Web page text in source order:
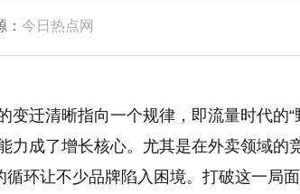
： 今日热点网
变迁清晰指向一个规律，即流量时代的
力成了增长核心。尤其是在外卖领域的
循环让不少品牌陷入困境。打破这一局